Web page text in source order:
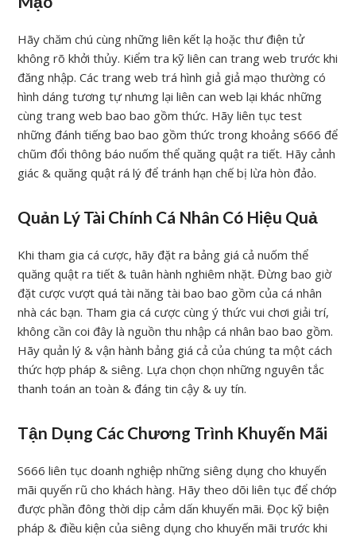
Hãy chăm chú cùng những liên kết lạ hoặc thư điện tử
không rõ khởi thủy. Kiểm tra kỹ liên can trang web trước khi
đăng nhập. Các trang web trá hình giả giả mạo thường có
hình dáng tương tự nhưng lại liên can web lại khác những
cùng trang web bao bao gồm thức. Hãy liên tục test
những đánh tiếng bao bao gồm thức trong khoảng s666 để
chũm đổi thông báo nuốm thể quăng quật ra tiết. Hãy cảnh
giác & quăng quật rá lý để tránh hạn chế bị lừa hòn đảo.
Quản Lý Tài Chính Cá Nhân Có Hiệu Quả
Khi tham gia cá cược, hãy đặt ra bảng giá cả nuốm thể
quăng quật ra tiết & tuân hành nghiêm nhặt. Đừng bao giờ
đặt cược vượt quá tài năng tài bao bao gồm của cá nhân
nhà các bạn. Tham gia cá cược cùng ý thức vui chơi giải trí,
không cần coi đây là nguồn thu nhập cá nhân bao bao gồm.
Hãy quản lý & vận hành bảng giá cả của chúng ta một cách
thức hợp pháp & siêng. Lựa chọn chọn những nguyên tắc
thanh toán an toàn & đáng tin cậy & uy tín.
Tận Dụng Các Chương Trình Khuyến Mãi
S666 liên tục doanh nghiệp những siêng dụng cho khuyến
mãi quyến rũ cho khách hàng. Hãy theo dõi liên tục để chớp
được phần đông thời dịp cảm dấn khuyến mãi. Đọc kỹ biện
pháp & điều kiện của siêng dụng cho khuyến mãi trước khi